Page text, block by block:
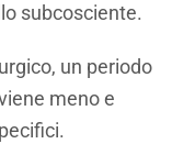
subcosciente.
un periodo
meno e